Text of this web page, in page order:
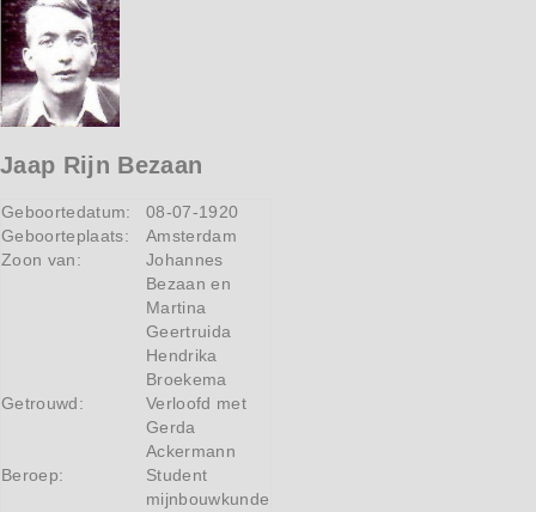
Jaap Rijn Bezaan
Geboortedatum:
08-07-1920
Geboorteplaats:
Amsterdam
Zoon van:
Johannes
Bezaan en
Martina
Geertruida
Hendrika
Broekema
Getrouwd:
Verloofd met
Gerda
Ackermann
Beroep:
Student
mijnbouwkunde